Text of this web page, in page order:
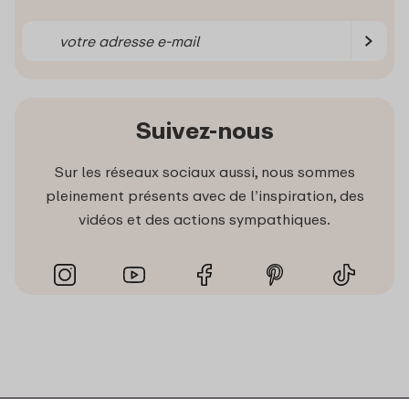
Suivez-nous
Sur les réseaux sociaux aussi, nous sommes
pleinement présents avec de l’inspiration, des
vidéos et des actions sympathiques.